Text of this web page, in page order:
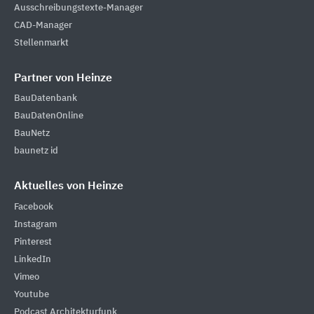
Ausschreibungstexte-Manager
CAD-Manager
Stellenmarkt
Partner von Heinze
BauDatenbank
BauDatenOnline
BauNetz
baunetz id
Aktuelles von Heinze
Facebook
Instagram
Pinterest
LinkedIn
Vimeo
Youtube